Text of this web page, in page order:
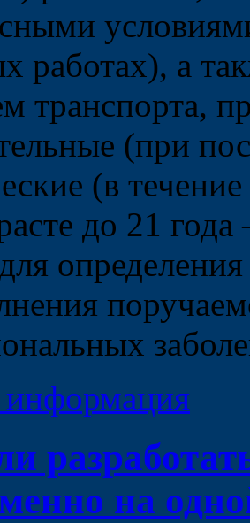
работах), а
транспорта,
(при
(в
до 21
информация
на